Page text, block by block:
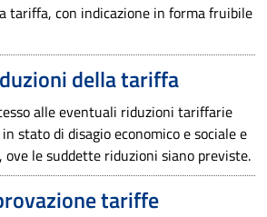
tariffa, con indicazione in forma fruibile
della tariffa
alle eventuali riduzioni tariffarie
stato di disagio economico e sociale e
le suddette riduzioni siano previste.
tariffe